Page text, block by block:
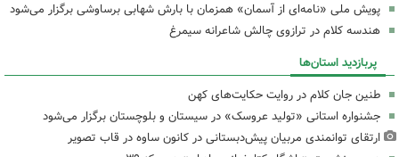
پویش ملی «نامه‌ای از آسمان» همزمان با بارش شهابی برساوشی برگزار می‌شود
هندسه کلام در ترازوی چالش شاعرانه سیمرغ
پربازدید استان‌ها
طنین جان کلام در روایت حکایت‌های کهن
جشنواره استانی «تولید عروسک» در سیستان و بلوچستان برگزار می‌شود
ارتقای توانمندی مربیان پیش‌دبستانی در کانون ساوه در قاب تصویر